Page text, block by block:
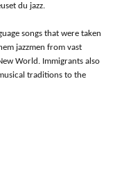
du jazz.
songs that were taken
jazzmen from vast
World. Immigrants also
traditions to the